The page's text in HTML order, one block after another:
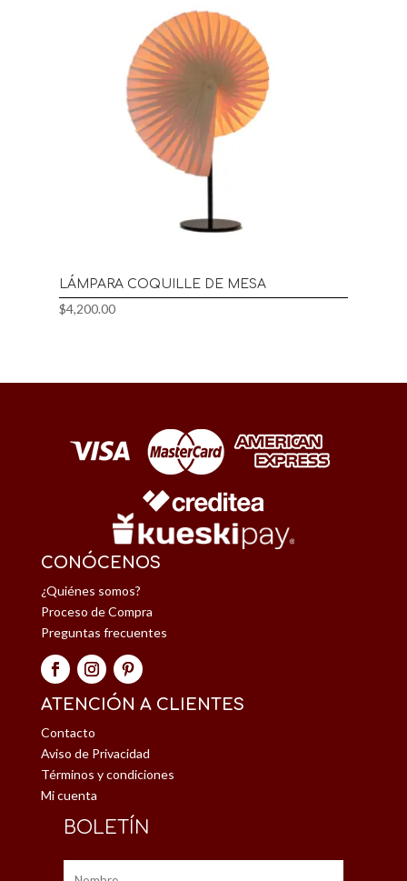
LÁMPARA COQUILLE DE MESA
$4,200.00
CONÓCENOS
¿Quiénes somos?
Proceso de Compra
Preguntas frecuentes
ATENCIÓN A CLIENTES
Contacto
Aviso de Privacidad
Términos y condiciones
Mi cuenta
BOLETÍN